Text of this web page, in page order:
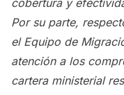
cobertura y
Por su parte,
el Equipo de
atención a los
cartera ministerial